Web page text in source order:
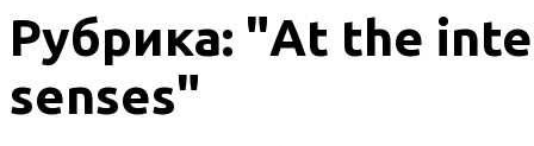
Рубрика: "At the
senses"